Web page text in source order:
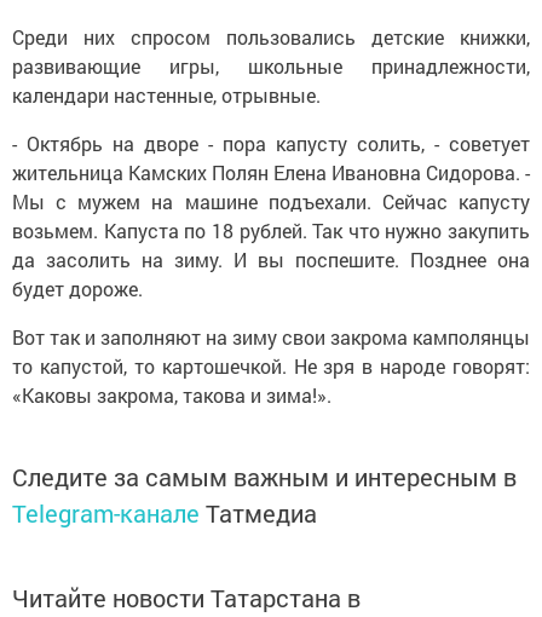
Среди них спросом пользовались детские книжки,
развивающие игры, школьные принадлежности,
календари настенные, отрывные.
- Октябрь на дворе - пора капусту солить, - советует
жительница Камских Полян Елена Ивановна Сидорова. -
Мы с мужем на машине подъехали. Сейчас капусту
возьмем. Капуста по 18 рублей. Так что нужно закупить
да засолить на зиму. И вы поспешите. Позднее она
будет дороже.
Вот так и заполняют на зиму свои закрома камполянцы
то капустой, то картошечкой. Не зря в народе говорят:
«Каковы закрома, такова и зима!».
Следите за самым важным и интересным в
Telegram-канале Татмедиа
Читайте новости Татарстана в